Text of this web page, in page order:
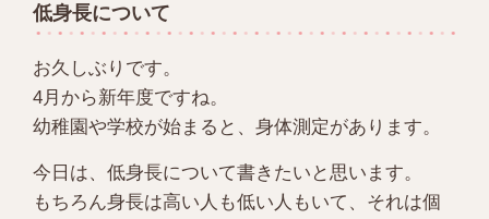
低身長について
お久しぶりです。
4月から新年度ですね。
幼稚園や学校が始まると、身体測定があります。
今日は、低身長について書きたいと思います。
もちろん身長は高い人も低い人もいて、それは個